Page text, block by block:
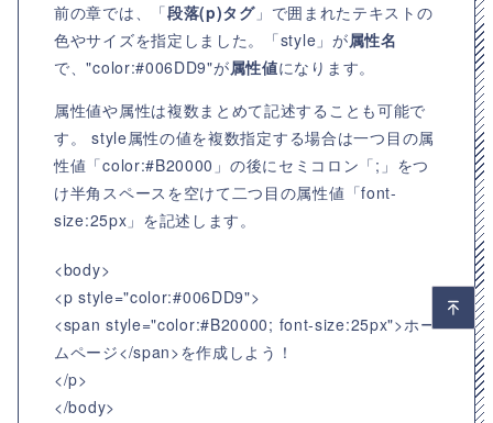
前の章では、「段落(p)タグ」で囲まれたテキストの
色やサイズを指定しました。「style」が属性名
で、"color:#006DD9"が属性値になります。
属性値や属性は複数まとめて記述することも可能で
す。 style属性の値を複数指定する場合は一つ目の属
性値「color:#B20000」の後にセミコロン「;」をつ
け半角スペースを空けて二つ目の属性値「font-
size:25px」を記述します。
<body>
<p style="color:#006DD9">
<span style="color:#B20000; font-size:25px">ホー
ムページ</span>を作成しよう！
</p>
</body>